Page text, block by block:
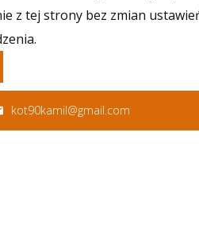
tej strony bez zmian
kot90kamil@gmail.com